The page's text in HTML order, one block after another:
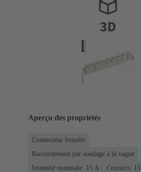
Aperçu des propriétés
Connecteur femelle
Raccordement par soudage à la vague
Intensité nominale: ‌15 A
Contacts: 15